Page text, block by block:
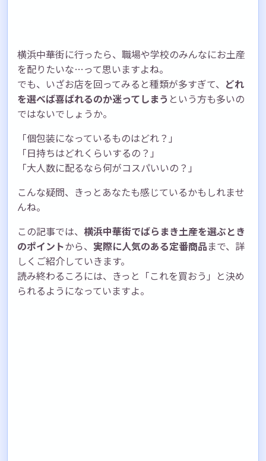
横浜中華街に行ったら、職場や学校のみんなにお土産
を配りたいな…って思いますよね。
でも、いざお店を回ってみると種類が多すぎて、 どれ
を選べば喜ばれるのか迷ってしまう という方も多いの
ではないでしょうか。
「個包装になっているものはどれ？」
「日持ちはどれくらいするの？」
「大人数に配るなら何がコスパいいの？」
こんな疑問、きっとあなたも感じているかもしれませ
んね。
この記事では、 横浜中華街でばらまき土産を選ぶとき
のポイントから、 実際に人気のある定番商品まで、詳
しくご紹介していきます。
読み終わるころには、きっと「これを買おう」と決め
られるようになっていますよ。